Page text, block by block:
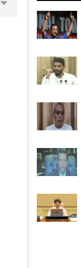
बंगाल लाउडस्पीकर विवाद :
पुलिस मौखिक आदेश देकर हटाने